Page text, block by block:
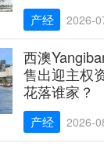
产经 2026-
西澳
售出迎主权
花落谁家？
产经 2026-